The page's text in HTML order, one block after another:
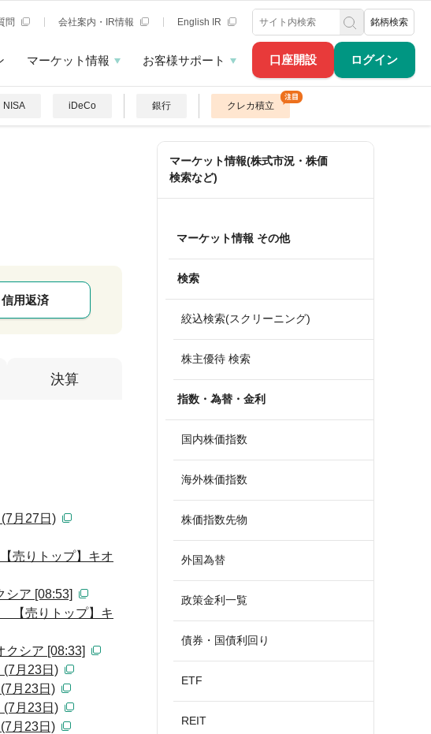
口座開設 ログイン
問 会社案内・IR情報 English IR 銘柄検索
マーケット情報 お客様サポート
NISA iDeCo 銀行 クレカ積立
信用返済
決算
月27日)
売りトップ】キオ
ア [08:53]
【売りトップ】キ
シア [08:33]
月23日)
月23日)
月23日)
月23日)
マーケット情報(株式市況・株価
検索など)
マーケット情報 その他
検索
絞込検索(スクリーニング)
株主優待 検索
指数・為替・金利
国内株価指数
海外株価指数
株価指数先物
外国為替
政策金利一覧
債券・国債利回り
ETF
REIT